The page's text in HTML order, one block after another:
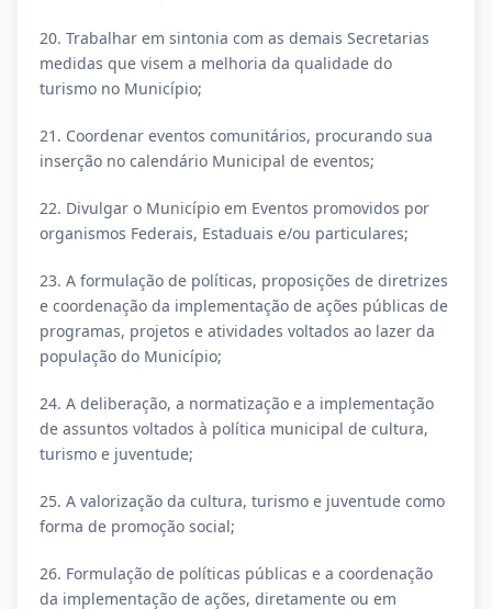
20. Trabalhar em sintonia com as demais Secretarias
medidas que visem a melhoria da qualidade do
turismo no Município;
21. Coordenar eventos comunitários, procurando sua
inserção no calendário Municipal de eventos;
22. Divulgar o Município em Eventos promovidos por
organismos Federais, Estaduais e/ou particulares;
23. A formulação de políticas, proposições de diretrizes
e coordenação da implementação de ações públicas de
programas, projetos e atividades voltados ao lazer da
população do Município;
24. A deliberação, a normatização e a implementação
de assuntos voltados à política municipal de cultura,
turismo e juventude;
25. A valorização da cultura, turismo e juventude como
forma de promoção social;
26. Formulação de políticas públicas e a coordenação
da implementação de ações, diretamente ou em